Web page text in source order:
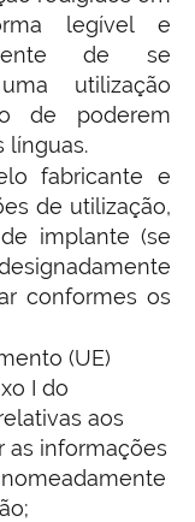
legível e
de se
utilização
de poderem
línguas.
fabricante e
de utilização,
implante (se
conformes os
(UE)
I do
aos
as informações